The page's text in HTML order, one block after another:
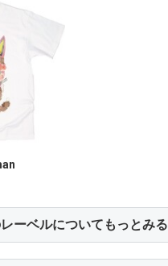
ーベルについてもっとみる